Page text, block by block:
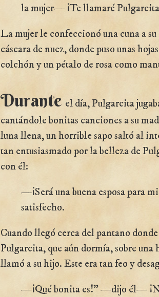
la mujer— ¡Te llamaré
La mujer le confeccionó una cuna a
cáscara de nuez, donde puso unas
colchón y un pétalo de rosa como
Durante el día, Pulgarcita
cantándole bonitas canciones a su
luna llena, un horrible sapo saltó al
tan entusiasmado por la belleza de
con él:
—¡Será una buena esposa para
satisfecho.
Cuando llegó cerca del pantano
Pulgarcita, que aún dormía, sobre una
llamó a su hijo. Este era tan feo y
—¡Qué bonita es!" —dijo él—